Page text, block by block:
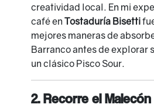
creatividad local. En mi
café enTostaduría Bisetti
mejores maneras de
Barranco antes de explorar
un clásico Pisco Sour.
2. Recorre el